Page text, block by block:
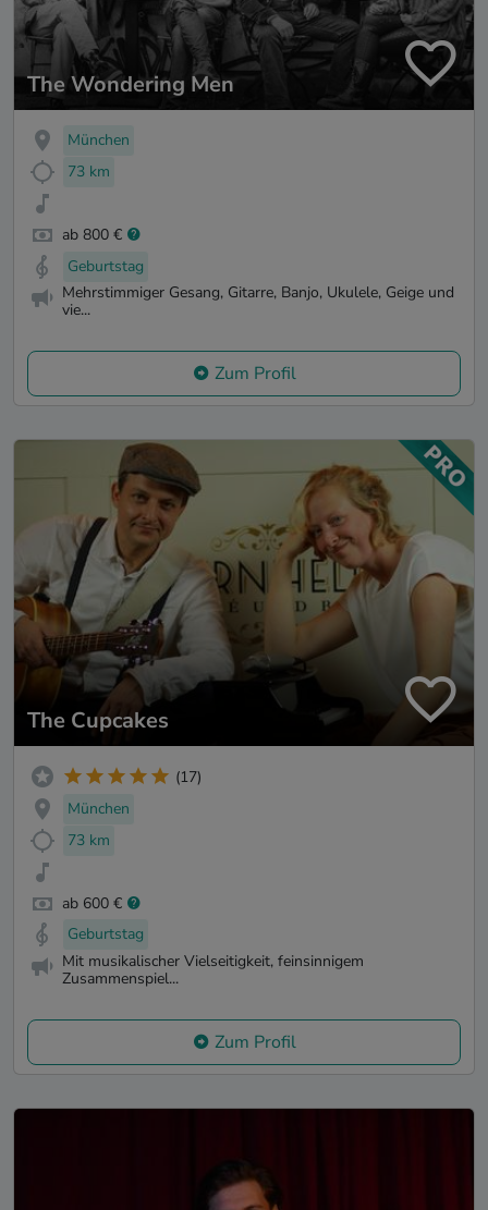
The Wondering Men
München
73 km
ab 800 €
Geburtstag
Mehrstimmiger Gesang, Gitarre, Banjo, Ukulele, Geige und
vie...
Zum Profil
The Cupcakes
(17)
München
73 km
ab 600 €
Geburtstag
Mit musikalischer Vielseitigkeit, feinsinnigem
Zusammenspiel...
Zum Profil